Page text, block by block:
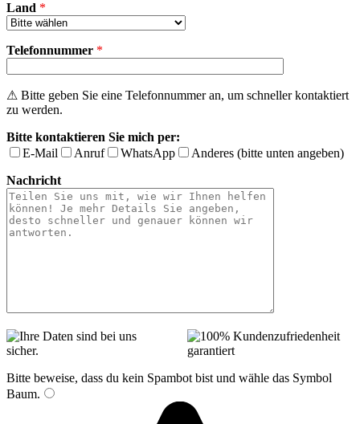
Land *
Telefonnummer *
⚠ Bitte geben Sie eine Telefonnummer an, um schneller kontaktiert
zu werden.
Bitte kontaktieren Sie mich per:
E-Mail
Anruf WhatsApp
Anderes (bitte unten angeben)
Nachricht
Bitte beweise, dass du kein Spambot bist und wähle das Symbol
Baum.